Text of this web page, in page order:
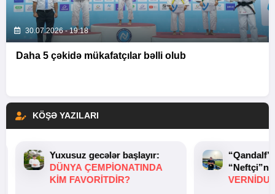
30.07.2026 - 19:18
Daha 5 çəkidə mükafatçılar bəlli olub
KÖŞƏ YAZILARI
Yuxusuz gecələr başlayır:
DÜNYA ÇEMPIONATINDA
KIM FAVORITDIR?